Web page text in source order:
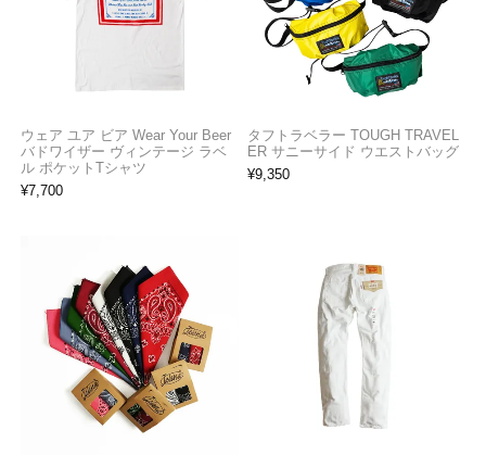
ウェア ユア ビア Wear Your Beer
バドワイザー ヴィンテージ ラベ
ル ポケットTシャツ
¥7,700
タフトラベラー TOUGH TRAVEL
ER サニーサイド ウエストバッグ
¥9,350